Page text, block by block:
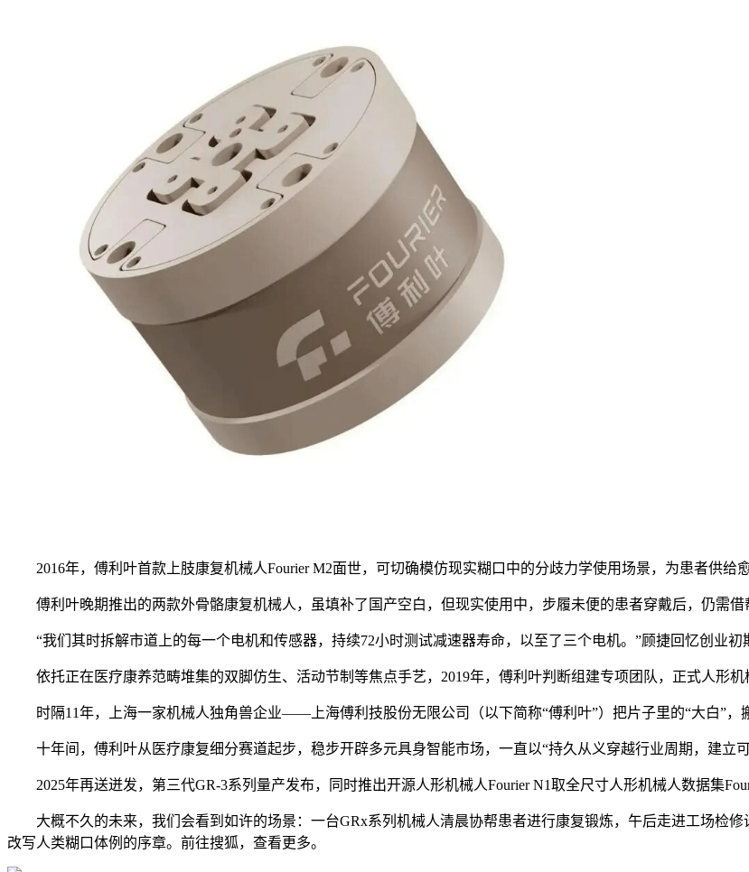
2016年，傅利叶首款上肢康复机械人Fourier M2面世，可切确模仿现实糊口中的分歧力学使用场景，为患者供给
傅利叶晚期推出的两款外骨骼康复机械人，虽填补了国产空白，但现实使用中，步履未便的患者穿戴后，仍需借
“我们其时拆解市道上的每一个电机和传感器，持续72小时测试减速器寿命，以至了三个电机。”顾捷回忆创业初
依托正在医疗康养范畴堆集的双脚仿生、活动节制等焦点手艺，2019年，傅利叶判断组建专项团队，正式人形机
时隔11年，上海一家机械人独角兽企业——上海傅利技股份无限公司（以下简称“傅利叶”）把片子里的“大白”，
十年间，傅利叶从医疗康复细分赛道起步，稳步开辟多元具身智能市场，一直以“持久从义穿越行业周期，建立可
2025年再送迸发，第三代GR-3系列量产发布，同时推出开源人形机械人Fourier N1取全尺寸人形机械人数据集
大概不久的未来，我们会看到如许的场景：一台GRx系列机械人清晨协帮患者进行康复锻炼，午后走进工场检
改写人类糊口体例的序章。前往搜狐，查看更多。